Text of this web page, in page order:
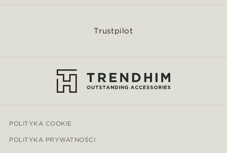
Trustpilot
POLITYKA COOKIE
POLITYKA PRYWATNOŚCI